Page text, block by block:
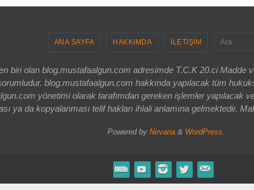
ANA SAYFA HAKKIMDA İLETİŞİM
biri olan blog.mustafaalgun.com adresimde T.C.K 20.ci Madde
blog.mustafaalgun.com hakkında yapılacak tüm
yönetimi olarak tarafımdan gereken işlemler yapılacak
ya da kopyalanması telif hakları ihlali anlamına gelmektedir.
Powered by Nirvana& WordPress.